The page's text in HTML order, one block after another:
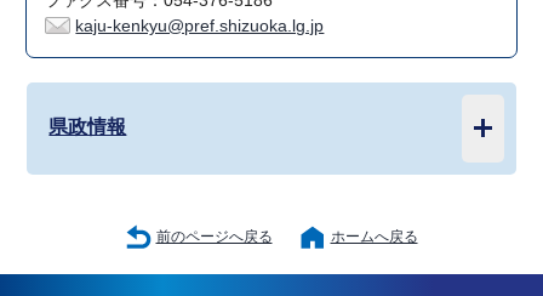
kaju-kenkyu@pref.shizuoka.lg.jp
県政情報
前のページへ戻る ホームへ戻る